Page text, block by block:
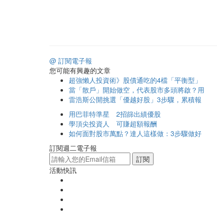
@ 訂閱電子報
您可能有興趣的文章
超強懶人投資術》股債通吃的4檔「平衡型」
當「散戶」開始做空，代表股市多頭將啟？用
雷浩斯公開挑選「優越好股」3步驟，累積報
用巴菲特準星 2招篩出績優股
學頂尖投資人 可賺超額報酬
如何面對股市萬點？達人這樣做：3步驟做好
訂閱週二電子報
訂閱
活動快訊